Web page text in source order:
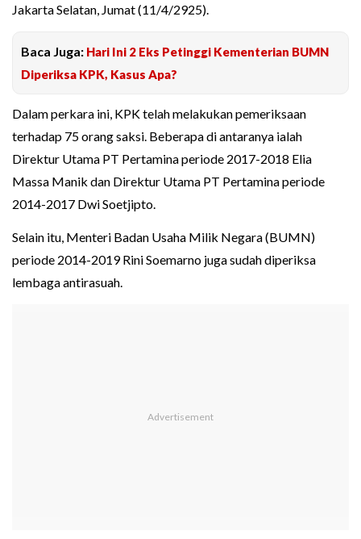
Jakarta Selatan, Jumat (11/4/2925).
Baca Juga: Hari Ini 2 Eks Petinggi Kementerian BUMN
Diperiksa KPK, Kasus Apa?
Dalam perkara ini, KPK telah melakukan pemeriksaan
terhadap 75 orang saksi. Beberapa di antaranya ialah
Direktur Utama PT Pertamina periode 2017-2018 Elia
Massa Manik dan Direktur Utama PT Pertamina periode
2014-2017 Dwi Soetjipto.
Selain itu, Menteri Badan Usaha Milik Negara (BUMN)
periode 2014-2019 Rini Soemarno juga sudah diperiksa
lembaga antirasuah.